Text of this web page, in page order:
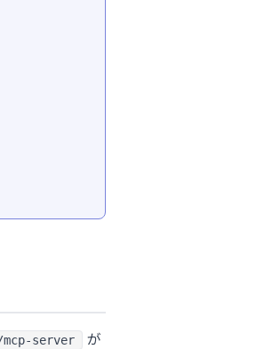
mcp-server
が